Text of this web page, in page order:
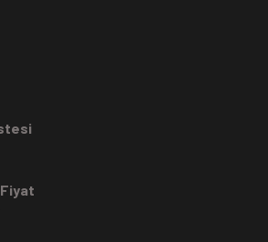
karta iade edilir.
ve buna benzer tüm
Fiyat